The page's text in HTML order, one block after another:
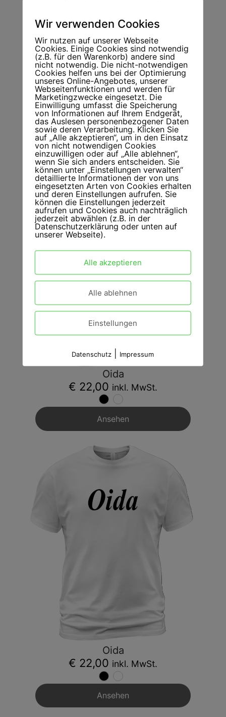
Oide
€ 22,00inkl. MwSt.
Ansehen
Oida
€ 22,00 inkl. MwSt.
Ansehen
Oida
€ 22,00 inkl. MwSt.
Ansehen
Wir verwenden Cookies
Wir nutzen auf unserer Webseite
Cookies. Einige Cookies sind notwendig
(z.B. für den Warenkorb) andere sind
nicht notwendig. Die nicht-notwendigen
Cookies helfen uns bei der Optimierung
unseres Online-Angebotes, unserer
Webseitenfunktionen und werden für
Marketingzwecke eingesetzt. Die
Einwilligung umfasst die Speicherung
von Informationen auf Ihrem Endgerät,
das Auslesen personenbezogener Daten
sowie deren Verarbeitung. Klicken Sie
auf „Alle akzeptieren“, um in den Einsatz
von nicht notwendigen Cookies
einzuwilligen oder auf „Alle ablehnen“,
wenn Sie sich anders entscheiden. Sie
können unter „Einstellungen verwalten“
detaillierte Informationen der von uns
eingesetzten Arten von Cookies erhalten
und deren Einstellungen aufrufen. Sie
können die Einstellungen jederzeit
aufrufen und Cookies auch nachträglich
jederzeit abwählen (z.B. in der
Datenschutzerklärung oder unten auf
unserer Webseite).
Alle akzeptieren
Alle ablehnen
Einstellungen
Datenschutz Impressum